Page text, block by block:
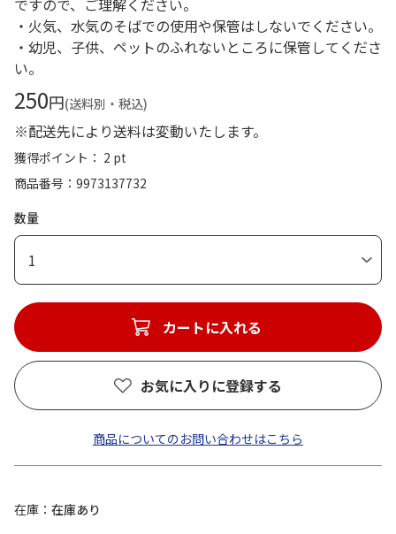
ですので、ご理解ください。
・火気、水気のそばでの使用や保管はしないでください。
・幼児、子供、ペットのふれないところに保管してくださ
い。
250円(送料別・税込)
※配送先により送料は変動いたします。
獲得ポイント： 2 pt
商品番号
9973137732
数量
1
カートに入れる
お気に入りに登録する
商品についてのお問い合わせはこちら
在庫 在庫あり